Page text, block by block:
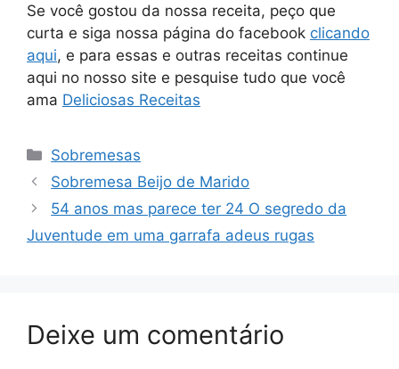
Se você gostou da nossa receita, peço que
curta e siga nossa página do facebook clicando
aqui, e para essas e outras receitas continue
aqui no nosso site e pesquise tudo que você
ama Deliciosas Receitas
Categorias
Sobremesas
Sobremesa Beijo de Marido
54 anos mas parece ter 24 O segredo da
Juventude em uma garrafa adeus rugas
Deixe um comentário